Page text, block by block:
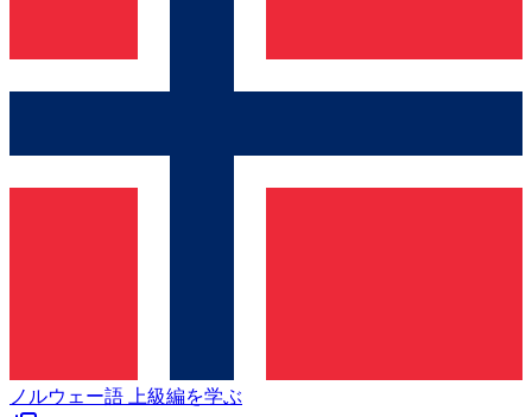
ノルウェー語 上級編を学ぶ